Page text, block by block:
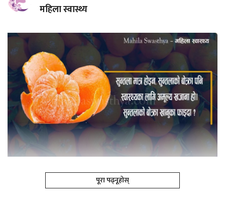
महिला स्वास्थ्य
पूरा पढ्नूहोस्